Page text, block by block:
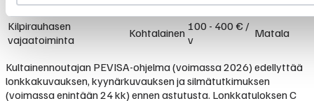
v
Kilpirauhasen
vajaatoiminta
Kohtalainen 100 - 400 € /
v
Matala
Kultainennoutajan PEVISA-ohjelma (voimassa 2026) edellyttää
lonkkakuvauksen, kyynärkuvauksen ja silmätutkimuksen
(voimassa enintään 24 kk) ennen astutusta. Lonkkatuloksen C